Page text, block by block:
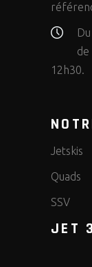
de
12h30.
Jetskis
Quads
SSV
JET